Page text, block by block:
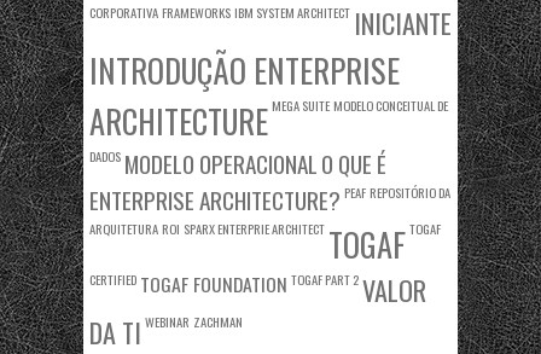
CORPORATIVA FRAMEWORKS IBM SYSTEM ARCHITECT INICIANTE
INTRODUÇÃO ENTERPRISE
ARCHITECTURE MEGA SUITE MODELO CONCEITUAL DE
DADOS MODELO OPERACIONALO QUE É
ENTERPRISE ARCHITECTURE? PEAF REPOSITÓRIO DA
ARQUITETURA ROI SPARX ENTERPRIE ARCHITECT TOGAFTOGAF
CERTIFIED TOGAF FOUNDATION TOGAF PART 2VALOR
DA TI WEBINAR ZACHMAN